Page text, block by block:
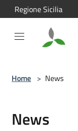
Salta al contenuto
Regione Sicilia
Home > News
News